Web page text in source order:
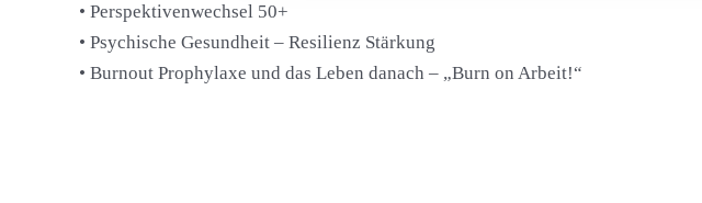
• Perspektivenwechsel 50+
• Psychische Gesundheit – Resilienz Stärkung
• Burnout Prophylaxe und das Leben danach – „Burn on Arbeit!“